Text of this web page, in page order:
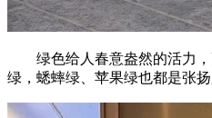
绿色给人春意盎然的活力，
绿，蟋蟀绿、苹果绿也都是张扬